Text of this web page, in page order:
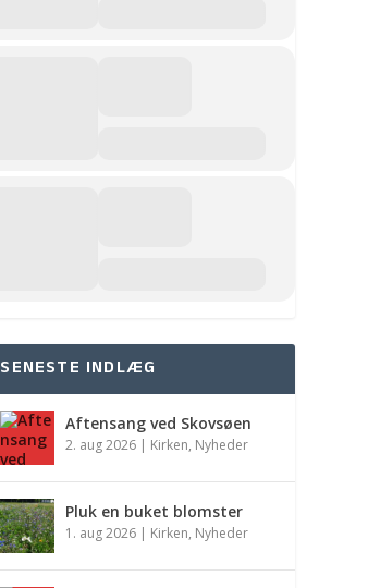
SENESTE INDLÆG
Aftensang ved Skovsøen
2. aug 2026 | Kirken, Nyheder
Pluk en buket blomster
1. aug 2026 | Kirken, Nyheder